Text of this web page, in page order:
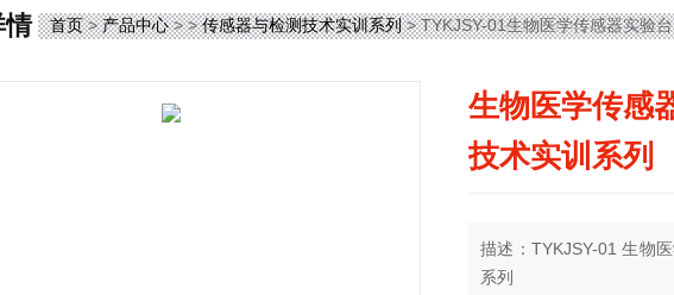
情 首页>产品中心> >传感器与检测技术实训系列> TYKJSY-01生物医学传感器实验
生物医学传感
技术实训系列
描述：TYKJSY-01 生物
系列